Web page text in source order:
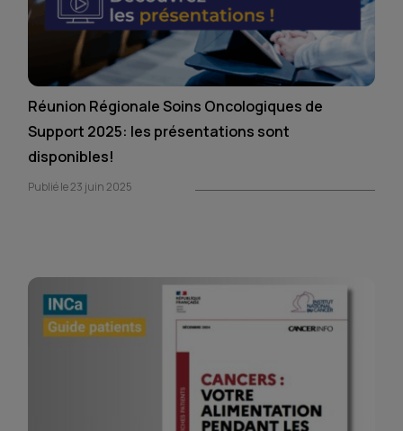
Réunion Régionale Soins Oncologiques de
Support 2025: les présentations sont
disponibles!
Publié le 23 juin 2025